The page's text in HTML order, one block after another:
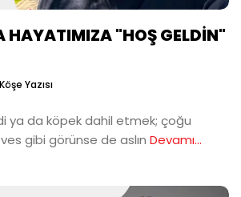
HAYATIMIZA "HOŞ GELDİN"
Köşe Yazısı
ya da köpek dahil etmek; çoğu
gibi görünse de aslın Devamı...